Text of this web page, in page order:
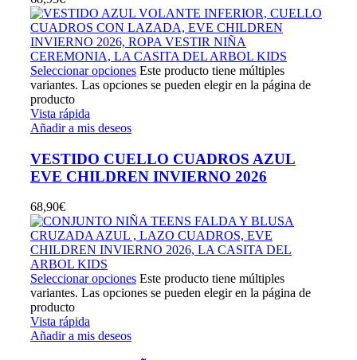
Seleccionar opciones Este producto tiene múltiples
variantes. Las opciones se pueden elegir en la página de
producto
Vista rápida
Añadir a mis deseos
VESTIDO CUELLO CUADROS AZUL
EVE CHILDREN INVIERNO 2026
68,90€
Seleccionar opciones Este producto tiene múltiples
variantes. Las opciones se pueden elegir en la página de
producto
Vista rápida
Añadir a mis deseos